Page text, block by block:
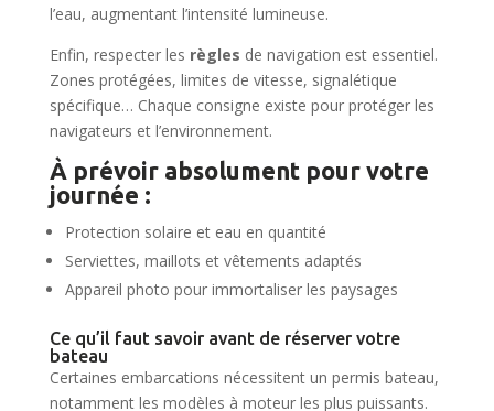
l’eau, augmentant l’intensité lumineuse.
Enfin, respecter les règles de navigation est essentiel.
Zones protégées, limites de vitesse, signalétique
spécifique… Chaque consigne existe pour protéger les
navigateurs et l’environnement.
À prévoir absolument pour votre
journée :
Protection solaire et eau en quantité
Serviettes, maillots et vêtements adaptés
Appareil photo pour immortaliser les paysages
Ce qu’il faut savoir avant de réserver votre
bateau
Certaines embarcations nécessitent un permis bateau,
notamment les modèles à moteur les plus puissants.